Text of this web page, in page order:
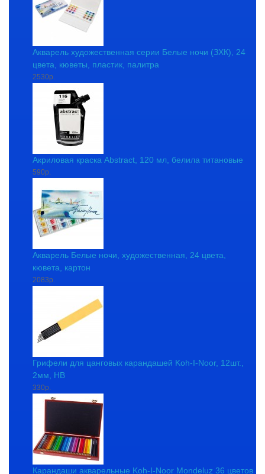
Акварель художественная серии Белые ночи (ЗХК), 24
цвета, кюветы, пластик, палитра
2530р.
Акриловая краска Abstract, 120 мл, белила титановые
590р.
Акварель Белые ночи, художественная, 24 цвета,
кювета, картон
2083р.
Грифели для цанговых карандашей Koh-I-Noor, 12шт.,
2мм, HB
330р.
Карандаши акварельные Koh-I-Noor Mondeluz 36 цветов